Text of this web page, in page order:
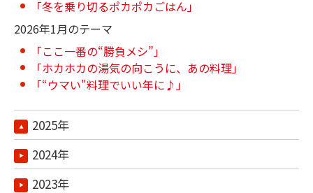
「冬を乗り切るポカポカごはん」
2026年1月のテーマ
「ここ一番の“勝負メシ”」
「ホカホカの湯気の向こうに、あの料理」
「“ウマい"料理でいい年に♪」
2025年
2024年
2023年